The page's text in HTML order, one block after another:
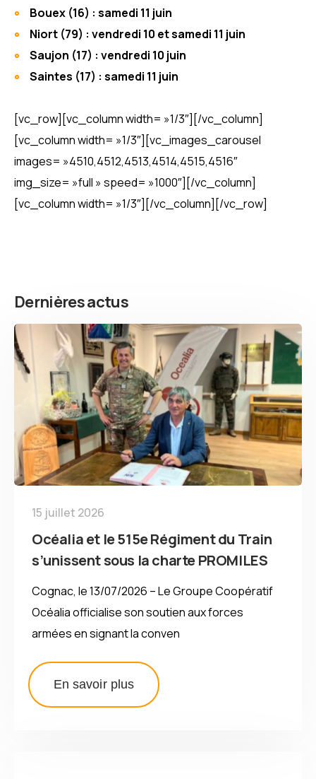
Bouex (16) : samedi 11 juin
Niort (79) : vendredi 10 et samedi 11 juin
Saujon (17) : vendredi 10 juin
Saintes (17) : samedi 11 juin
[vc_row][vc_column width= »1/3″][/vc_column]
[vc_column width= »1/3″][vc_images_carousel
images= »4510,4512,4513,4514,4515,4516″
img_size= »full » speed= »1000″][/vc_column]
[vc_column width= »1/3″][/vc_column][/vc_row]
Dernières actus
15 juillet 2026
Océalia et le 515e Régiment du Train
s’unissent sous la charte PROMILES
Cognac, le 13/07/2026 – Le Groupe Coopératif
Océalia officialise son soutien aux forces
armées en signant la conven
En savoir plus